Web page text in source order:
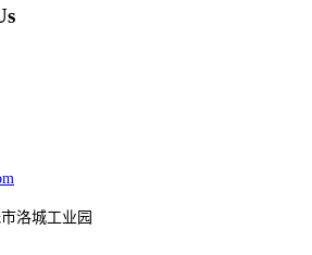
洛城工业园